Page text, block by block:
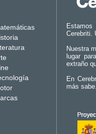
Cerebriti.
Nuestra
lugar
extraño
En
más